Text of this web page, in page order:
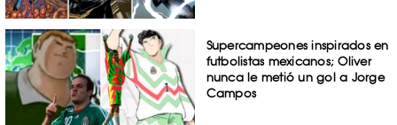
Supercampeones inspirados en
futbolistas mexicanos; Oliver
nunca le metió un gol a Jorge
Campos